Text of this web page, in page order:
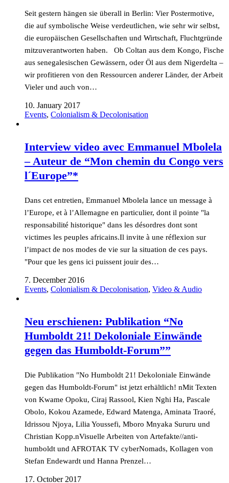
Seit gestern hängen sie überall in Berlin: Vier Postermotive,
die auf symbolische Weise verdeutlichen, wie sehr wir selbst,
die europäischen Gesellschaften und Wirtschaft, Fluchtgründe
mitzuverantworten haben. Ob Coltan aus dem Kongo, Fische
aus senegalesischen Gewässern, oder Öl aus dem Nigerdelta –
wir profitieren von den Ressourcen anderer Länder, der Arbeit
Vieler und auch von…
10. January 2017
Events, Colonialism & Decolonisation
Interview video avec Emmanuel Mbolela
– Auteur de “Mon chemin du Congo vers
l´Europe”*
Dans cet entretien, Emmanuel Mbolela lance un message à
l’Europe, et à l’Allemagne en particulier, dont il pointe "la
responsabilité historique" dans les désordres dont sont
victimes les peuples africains.Il invite à une réflexion sur
l’impact de nos modes de vie sur la situation de ces pays.
"Pour que les gens ici puissent jouir des…
7. December 2016
Events, Colonialism & Decolonisation, Video & Audio
Neu erschienen: Publikation “No
Humboldt 21! Dekoloniale Einwände
gegen das Humboldt-Forum””
Die Publikation "No Humboldt 21! Dekoloniale Einwände
gegen das Humboldt-Forum" ist jetzt erhältlich! nMit Texten
von Kwame Opoku, Ciraj Rassool, Kien Nghi Ha, Pascale
Obolo, Kokou Azamede, Edward Matenga, Aminata Traoré,
Idrissou Njoya, Lilia Youssefi, Mboro Mnyaka Sururu und
Christian Kopp.nVisuelle Arbeiten von Artefakte//anti-
humboldt und AFROTAK TV cyberNomads, Kollagen von
Stefan Endewardt und Hanna Prenzel…
17. October 2017